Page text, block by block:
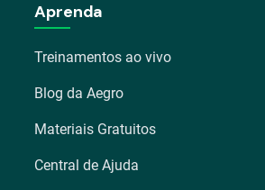
Aprenda
Treinamentos ao vivo
Blog da Aegro
Materiais Gratuitos
Central de Ajuda